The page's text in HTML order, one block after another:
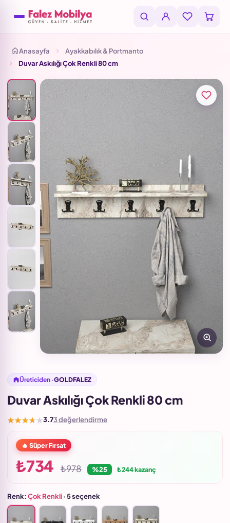
Anasayfa
Ayakkabılık & Portmanto
Duvar Askılığı Çok Renkli 80 cm
Üreticiden ·GOLDFALEZ
Duvar Askılığı Çok Renkli 80 cm
★★★★★3.73 değerlendirme
🔥 Süper Fırsat
₺734 ₺978 %25 ₺244 kazanç
Renk:Çok Renkli· 5 seçenek